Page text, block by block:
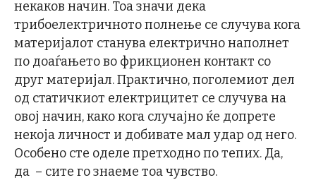
некаков начин. Тоа значи дека
трибоелектричното полнење се случува кога
материјалот станува електрично наполнет
по доаѓањето во фрикционен контакт со
друг материјал. Практично, поголемиот дел
од статичкиот електрицитет се случува на
овој начин, како кога случајно ќе допрете
некоја личност и добивате мал удар од него.
Особено сте оделе претходно по тепих. Да,
да – сите го знаеме тоа чувство.